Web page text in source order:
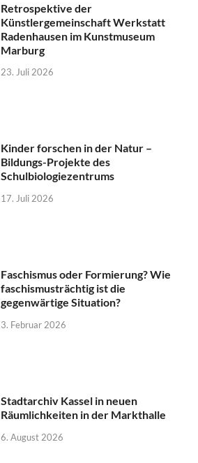
Retrospektive der
Künstlergemeinschaft Werkstatt
Radenhausen im Kunstmuseum
Marburg
23. Juli 2026
Kinder forschen in der Natur –
Bildungs-Projekte des
Schulbiologiezentrums
17. Juli 2026
Faschismus oder Formierung? Wie
faschismusträchtig ist die
gegenwärtige Situation?
3. Februar 2026
Stadtarchiv Kassel in neuen
Räumlichkeiten in der Markthalle
6. August 2026